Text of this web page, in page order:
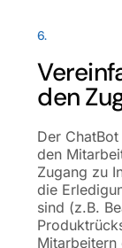
6.
den
Der
den
Zugang zu
die
sind (z.B.
Mitarbeitern